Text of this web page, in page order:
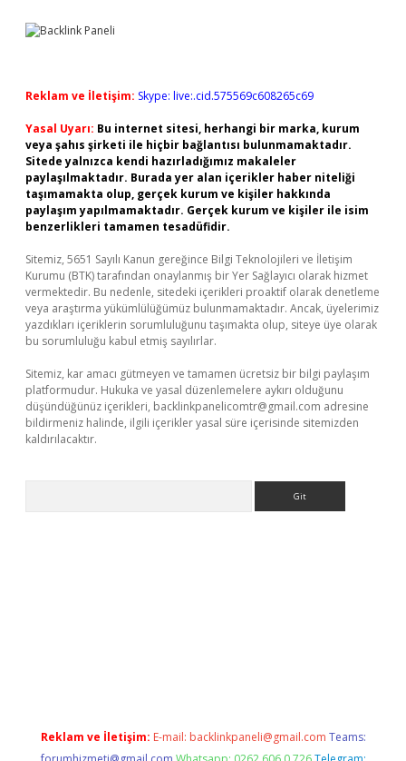
Reklam ve İletişim: Skype: live:.cid.575569c608265c69
Yasal Uyarı: Bu internet sitesi, herhangi bir marka, kurum
veya şahıs şirketi ile hiçbir bağlantısı bulunmamaktadır.
Sitede yalnızca kendi hazırladığımız makaleler
paylaşılmaktadır. Burada yer alan içerikler haber niteliği
taşımamakta olup, gerçek kurum ve kişiler hakkında
paylaşım yapılmamaktadır. Gerçek kurum ve kişiler ile isim
benzerlikleri tamamen tesadüfidir.
Sitemiz, 5651 Sayılı Kanun gereğince Bilgi Teknolojileri ve İletişim
Kurumu (BTK) tarafından onaylanmış bir Yer Sağlayıcı olarak hizmet
vermektedir. Bu nedenle, sitedeki içerikleri proaktif olarak denetleme
veya araştırma yükümlülüğümüz bulunmamaktadır. Ancak, üyelerimiz
yazdıkları içeriklerin sorumluluğunu taşımakta olup, siteye üye olarak
bu sorumluluğu kabul etmiş sayılırlar.
Sitemiz, kar amacı gütmeyen ve tamamen ücretsiz bir bilgi paylaşım
platformudur. Hukuka ve yasal düzenlemelere aykırı olduğunu
düşündüğünüz içerikleri, backlinkpanelicomtr@gmail.com adresine
bildirmeniz halinde, ilgili içerikler yasal süre içerisinde sitemizden
kaldırılacaktır.
Reklam ve İletişim: E-mail: backlinkpaneli@gmail.com Teams: